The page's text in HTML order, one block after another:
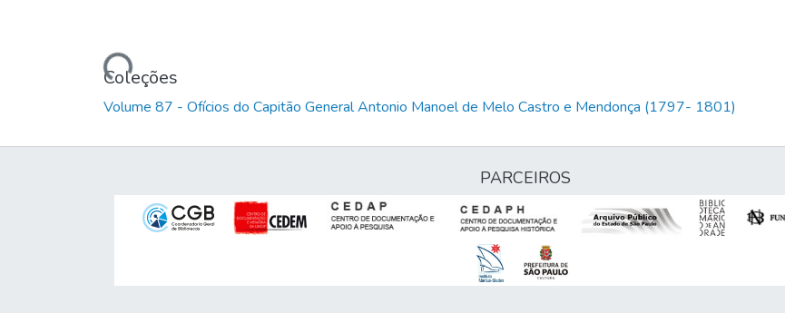
Carregando...Coleções
Volume 87 - Ofícios do Capitão General Antonio Manoel de Melo Castro e Mendonça (1797- 1801)
PARCEIROS